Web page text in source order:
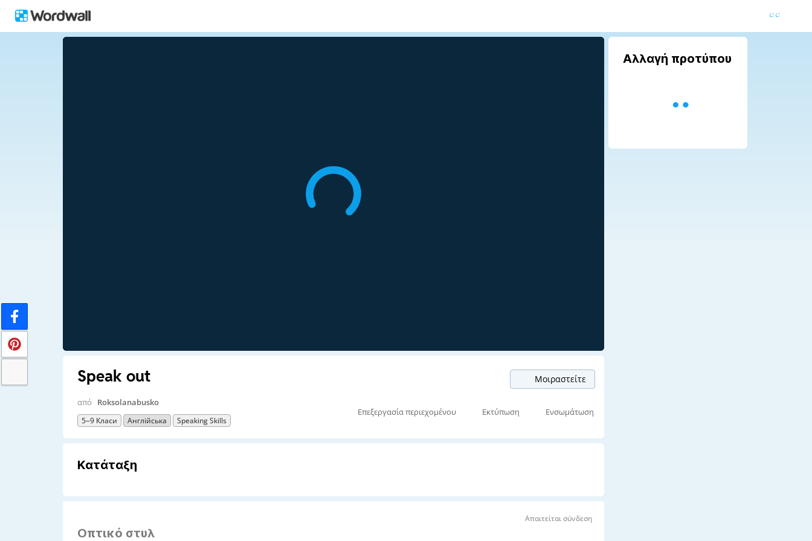
Speak out Μοιραστείτε
από Roksolanabusko
5–9 Класи Англійська Speaking Skills
Επεξεργασία περιεχομένου Εκτύπωση Ενσωμάτωση
Κατάταξη
Απαιτείται σύνδεση
Οπτικό στυλ
Αλλαγή προτύπου